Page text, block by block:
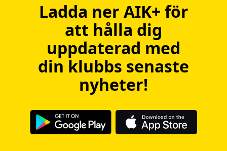
Ladda ner AIK+ för
att hålla dig
uppdaterad med
din klubbs senaste
nyheter!